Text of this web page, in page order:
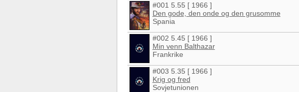
#001 5.55 [ 1966 ]
Den gode, den onde og den grusomme
Spania
#002 5.45 [ 1966 ]
Min venn Balthazar
Frankrike
#003 5.35 [ 1966 ]
Krig og fred
Sovjetunionen